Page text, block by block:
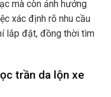
mà còn ảnh hưởng
xác định rõ nhu cầu
lắp đặt, đồng thời tìm
trần da lộn xe